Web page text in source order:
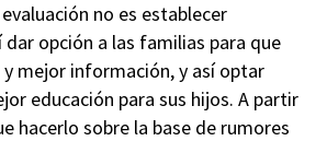
no es establecer
dar opción a las familias para que
mejor información, y así optar
educación para sus hijos. A partir
hacerlo sobre la base de rumores